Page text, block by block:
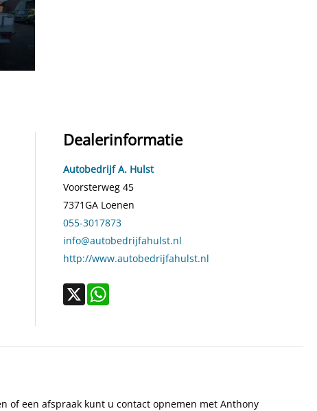
Dealerinformatie
Autobedrijf A. Hulst
Voorsterweg 45
7371GA Loenen
055-3017873
info@autobedrijfahulst.nl
http://www.autobedrijfahulst.nl
of een afspraak kunt u contact opnemen met Anthony